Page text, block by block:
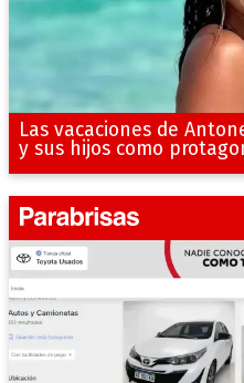
Las vacaciones de
y sus hijos como